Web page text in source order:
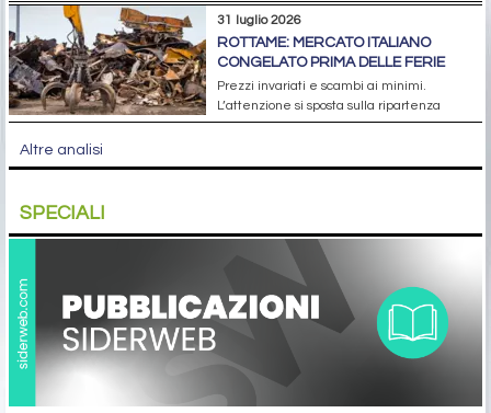
31 luglio 2026
ROTTAME: MERCATO ITALIANO
CONGELATO PRIMA DELLE FERIE
Prezzi invariati e scambi ai minimi.
L’attenzione si sposta sulla ripartenza
Altre analisi
SPECIALI